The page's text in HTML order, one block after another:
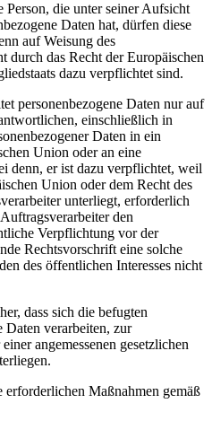
die unter seiner Aufsicht
Daten hat, dürfen diese
auf Weisung des
durch das Recht der Europäischen
dazu verpflichtet sind.
personenbezogene Daten nur auf
einschließlich in
Daten in ein
Union oder an eine
denn, er ist dazu verpflichtet, weil
Union oder dem Recht des
unterliegt, erforderlich
den
Verpflichtung vor der
Rechtsvorschrift eine solche
des öffentlichen Interesses nicht
dass sich die befugten
Daten verarbeiten, zur
angemessenen gesetzlichen
Maßnahmen gemäß